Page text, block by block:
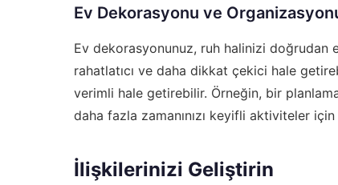
Ev Dekorasyonu ve
Ev dekorasyonunuz, ruh halinizi doğrudan
rahatlatıcı ve daha dikkat çekici hale
verimli hale getirebilir. Örneğin, bir
daha fazla zamanınızı keyifli aktiviteler
İlişkilerinizi Geliştirin